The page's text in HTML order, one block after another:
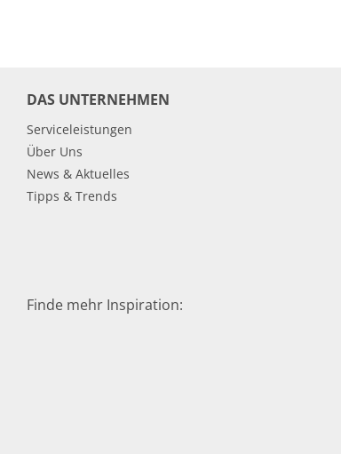
DAS UNTERNEHMEN
Serviceleistungen
Über Uns
News & Aktuelles
Tipps & Trends
Finde mehr Inspiration: